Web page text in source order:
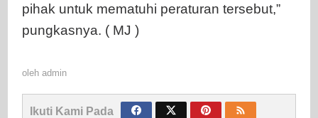
pihak untuk mematuhi peraturan tersebut,”
pungkasnya. ( MJ )
oleh admin
Ikuti Kami Pada